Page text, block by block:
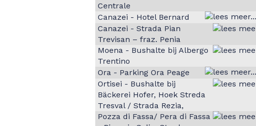
Centrale
Canazei - Hotel Bernard
Canazei - Strada Pian
Trevisan – fraz. Penia
Moena - Bushalte bij Albergo
Trentino
Ora - Parking Ora Peage
Ortisei - Bushalte bij
Bäckerei Hofer, Hoek Streda
Tresval / Strada Rezia,
Pozza di Fassa/ Pera di Fassa